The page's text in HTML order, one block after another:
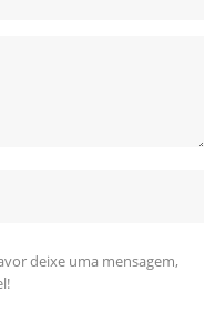
deixe uma mensagem,